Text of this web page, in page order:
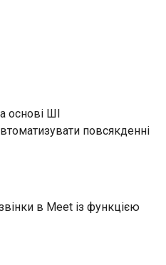
основі ШІ
повсякденні
в Meet із функцією